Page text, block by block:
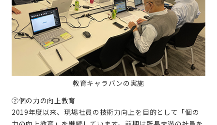
教育キャラバンの実施
②個の力の向上教育
2019年度以来、現場社員の技術力向上を目的として「個の